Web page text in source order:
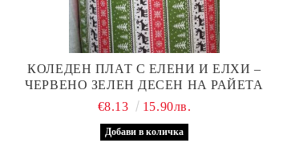
КОЛЕДЕН ПЛАТ С ЕЛЕНИ И ЕЛХИ –
ЧЕРВЕНО ЗЕЛЕН ДЕСЕН НА РАЙЕТА
€8.13
15.90лв.